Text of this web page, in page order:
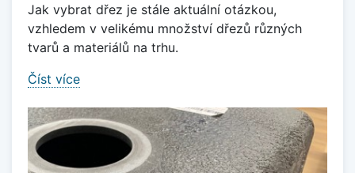
Jak vybrat dřez je stále aktuální otázkou,
vzhledem v velikému množství dřezů různých
tvarů a materiálů na trhu.
Číst více